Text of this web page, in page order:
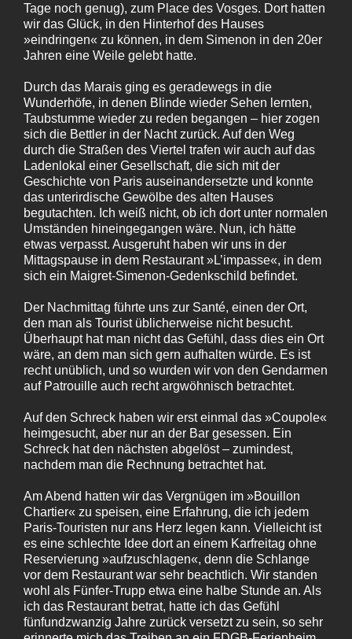
Tage noch genug), zum Place des Vosges. Dort hatten
wir das Glück, in den Hinterhof des Hauses
»eindringen« zu können, in dem Simenon in den 20er
Jahren eine Weile gelebt hatte.
Durch das Marais ging es geradewegs in die
Wunderhöfe, in denen Blinde wieder Sehen lernten,
Taubstumme wieder zu reden begangen – hier zogen
sich die Bettler in der Nacht zurück. Auf den Weg
durch die Straßen des Viertel trafen wir auch auf das
Ladenlokal einer Gesellschaft, die sich mit der
Geschichte von Paris auseinandersetzte und konnte
das unterirdische Gewölbe des alten Hauses
begutachten. Ich weiß nicht, ob ich dort unter normalen
Umständen hineingegangen wäre. Nun, ich hätte
etwas verpasst. Ausgeruht haben wir uns in der
Mittagspause in dem Restaurant »L’impasse«, in dem
sich ein Maigret-Simenon-Gedenkschild befindet.
Der Nachmittag führte uns zur Santé, einen der Ort,
den man als Tourist üblicherweise nicht besucht.
Überhaupt hat man nicht das Gefühl, dass dies ein Ort
wäre, an dem man sich gern aufhalten würde. Es ist
recht unüblich, und so wurden wir von den Gendarmen
auf Patrouille auch recht argwöhnisch betrachtet.
Auf den Schreck haben wir erst einmal das »Coupole«
heimgesucht, aber nur an der Bar gesessen. Ein
Schreck hat den nächsten abgelöst – zumindest,
nachdem man die Rechnung betrachtet hat.
Am Abend hatten wir das Vergnügen im »Bouillon
Chartier« zu speisen, eine Erfahrung, die ich jedem
Paris-Touristen nur ans Herz legen kann. Vielleicht ist
es eine schlechte Idee dort an einem Karfreitag ohne
Reservierung »aufzuschlagen«, denn die Schlange
vor dem Restaurant war sehr beachtlich. Wir standen
wohl als Fünfer-Trupp etwa eine halbe Stunde an. Als
ich das Restaurant betrat, hatte ich das Gefühl
fünfundzwanzig Jahre zurück versetzt zu sein, so sehr